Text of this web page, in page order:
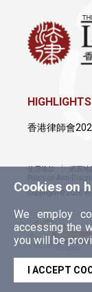
Cookies on
We employ
accessing the
you will be
I ACCEPT
HIGHLIGHTS
香港律師會
使用條款 網頁地
Policy on Anti-
Copyright © 2026 香